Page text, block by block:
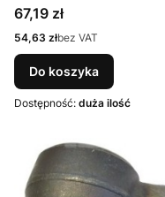
Cena
67,19 zł
Cena
54,63 złbez VAT
Do koszyka
Dostępność: duża ilość